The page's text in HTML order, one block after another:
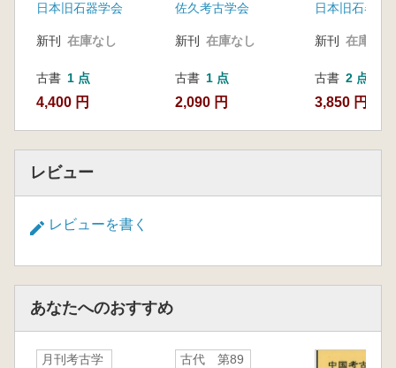
日本旧石器学会
新刊 在庫なし
古書 1 点
4,400 円
佐久考古学会
新刊 在庫なし
古書 1 点
2,090 円
日本旧石器学
新刊 在庫なし
古書 2 点
3,850 円~
レビュー
レビューを書く
あなたへのおすすめ
月刊考古学
古代 第89